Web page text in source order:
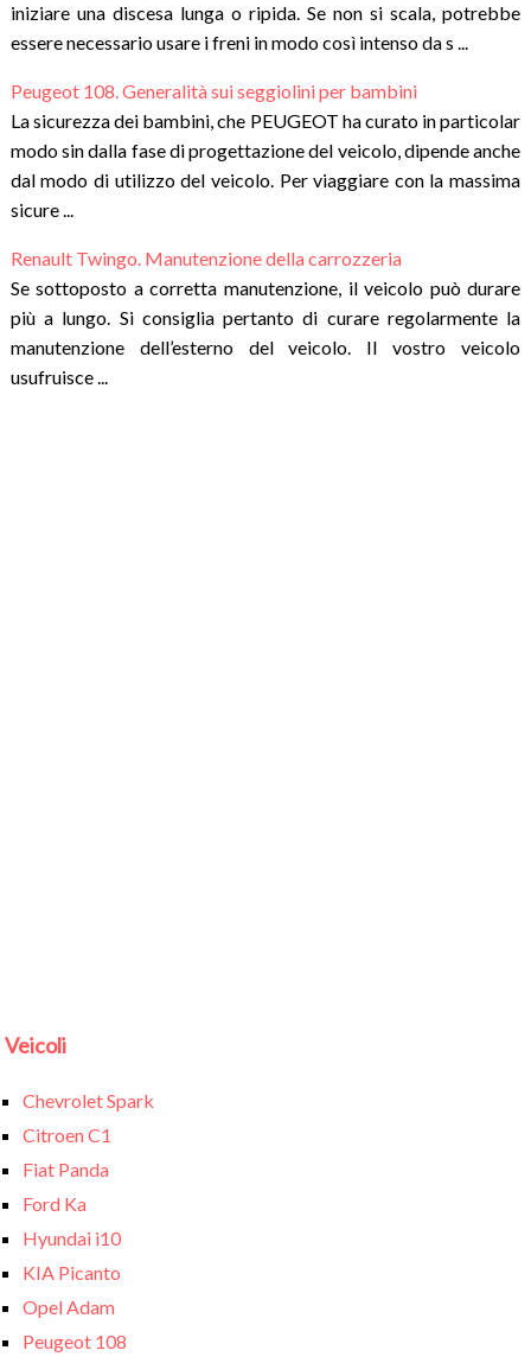
iniziare una discesa lunga o ripida. Se non si scala, potrebbe
essere necessario usare i freni in modo così intenso da s ...
Peugeot 108. Generalità sui seggiolini per bambini
La sicurezza dei bambini, che PEUGEOT ha curato in particolar
modo sin dalla fase di progettazione del veicolo, dipende anche
dal modo di utilizzo del veicolo. Per viaggiare con la massima
sicure ...
Renault Twingo. Manutenzione della carrozzeria
Se sottoposto a corretta manutenzione, il veicolo può durare
più a lungo. Si consiglia pertanto di curare regolarmente la
manutenzione dell’esterno del veicolo. Il vostro veicolo
usufruisce ...
Veicoli
Chevrolet Spark
Citroen C1
Fiat Panda
Ford Ka
Hyundai i10
KIA Picanto
Opel Adam
Peugeot 108